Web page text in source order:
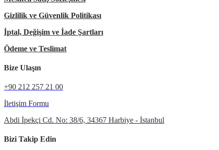
Gizlilik ve Güvenlik Politikası
İptal, Değişim ve İade Şartları
Ödeme ve Teslimat
Bize Ulaşın
+90 212 257 21 00
İletişim Formu
Abdi İpekçi Cd. No: 38/6, 34367 Harbiye - İstanbul
Bizi Takip Edin